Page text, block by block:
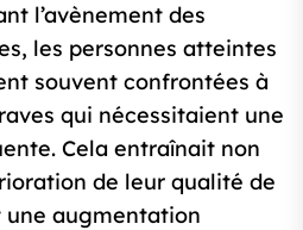
l’avènement des
les personnes atteintes
souvent confrontées à
qui nécessitaient une
Cela entraînait non
de leur qualité de
augmentation